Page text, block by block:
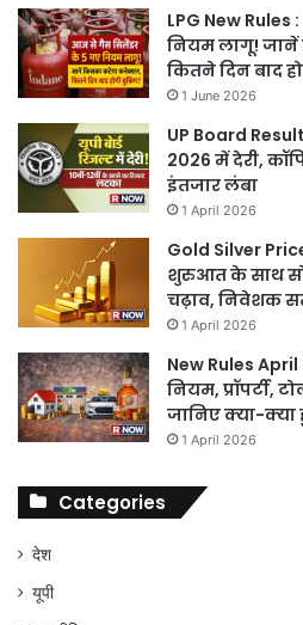
LPG New
नियम लागू!
कितने दिन बाद
1 June 2026
UP Board
2026 में देरी,
इंतजार लंबा
1 April 2026
Gold Silver
शुरुआत के साथ
चढ़ाव, निवेशक
1 April 2026
New Rules
नियम, प्रॉपर्टी,
जानिए क्या-
1 April 2026
Categories
देश
यूपी